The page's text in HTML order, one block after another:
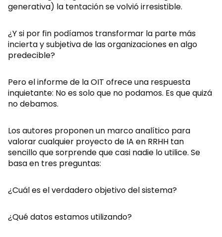
generativa) la tentación se volvió irresistible.
¿Y si por fin podíamos transformar la parte más
incierta y subjetiva de las organizaciones en algo
predecible?
Pero el informe de la OIT ofrece una respuesta
inquietante: No es solo que no podamos. Es que quizá
no debamos.
Los autores proponen un marco analítico para
valorar cualquier proyecto de IA en RRHH tan
sencillo que sorprende que casi nadie lo utilice. Se
basa en tres preguntas:
¿Cuál es el verdadero objetivo del sistema?
¿Qué datos estamos utilizando?